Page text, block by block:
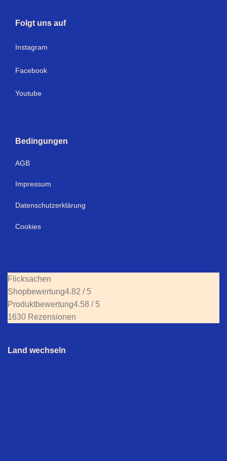
Folgt uns auf
Instagram
Facebook
Youtube
Bedingungen
AGB
Impressum
Datenschutzerklärung
Cookies
Flicksachen
Shopbewertung4.82 / 5
Produktbewertung4.58 / 5
1630 Rezensionen
Land wechseln